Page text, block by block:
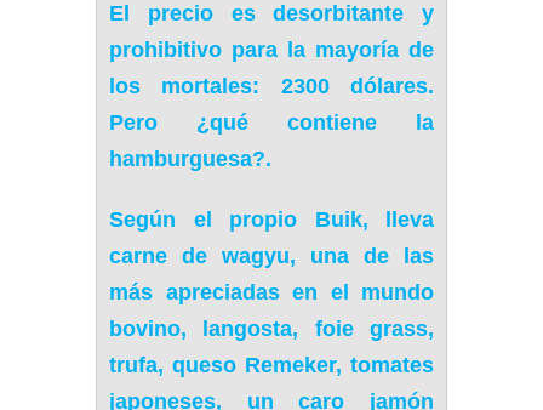
El precio es desorbitante y
prohibitivo para la mayoría de
los mortales:
2300 dólares.
Pero
¿qué contiene la
hamburguesa?.
Según el propio Buik,
lleva
carne de wagyu,
una de las
más apreciadas en el mundo
bovino,
langosta, foie grass,
trufa, queso Remeker, tomates
japoneses, un caro
jamón